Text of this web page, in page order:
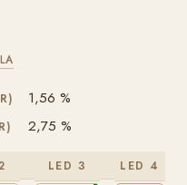
1,56 %
2,75 %
LED 3 LED 4